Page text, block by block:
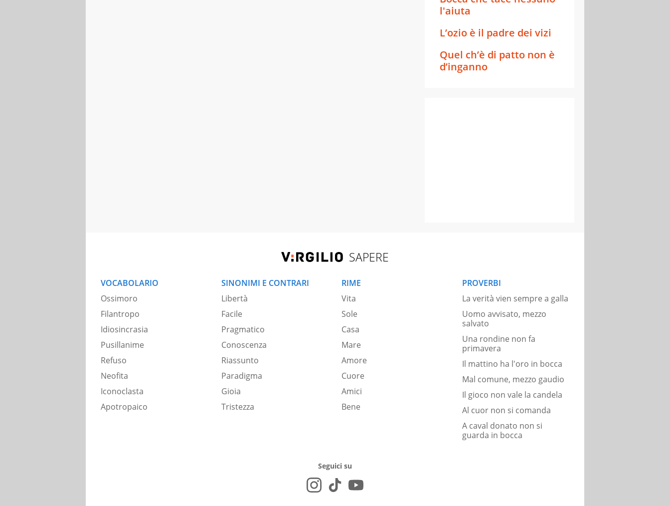
l'aiuta
L’ozio è il padre dei vizi
Quel ch’è di patto non è
d’inganno
SAPERE
VOCABOLARIO
Ossimoro
Filantropo
Idiosincrasia
Pusillanime
Refuso
Neofita
Iconoclasta
Apotropaico
SINONIMI E CONTRARI
Libertà
Facile
Pragmatico
Conoscenza
Riassunto
Paradigma
Gioia
Tristezza
RIME
Vita
Sole
Casa
Mare
Amore
Cuore
Amici
Bene
PROVERBI
La verità vien sempre a galla
Uomo avvisato, mezzo
salvato
Una rondine non fa
primavera
Il mattino ha l'oro in bocca
Mal comune, mezzo gaudio
Il gioco non vale la candela
Al cuor non si comanda
A caval donato non si
guarda in bocca
Seguici su